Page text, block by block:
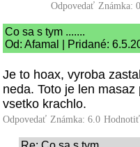
Odpovedať Známka:
Co sa s tym .......
Od: Afamal | Pridané:
Je to hoax, vyroba
neda. Toto je len
vsetko krachlo.
Odpovedať Známka: 6.0